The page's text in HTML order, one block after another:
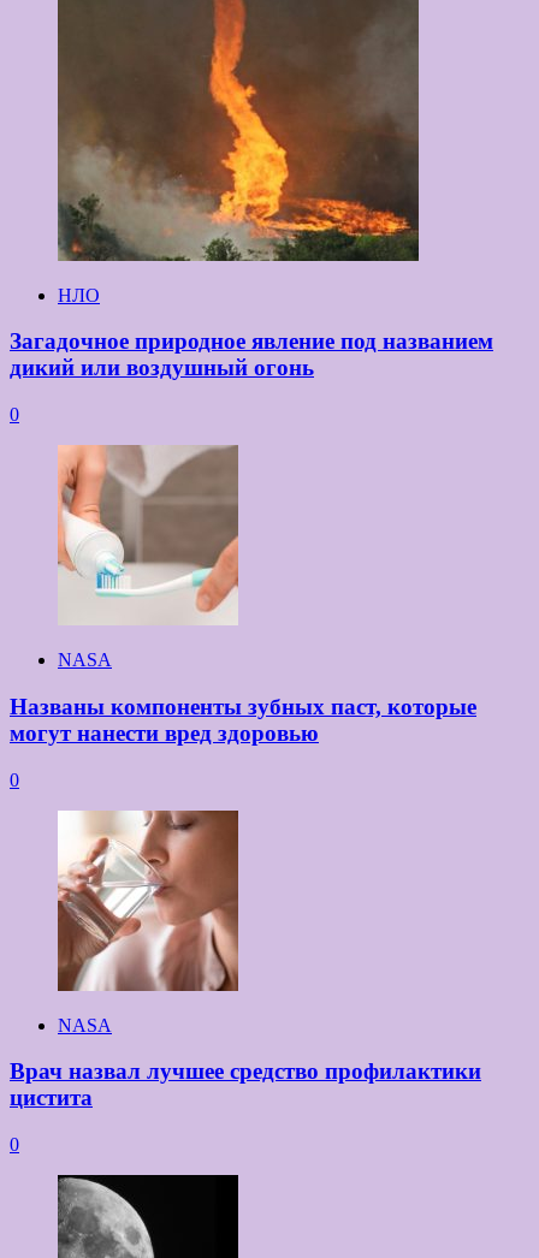
НЛО
Загадочное природное явление под названием
дикий или воздушный огонь
0
NASA
Названы компоненты зубных паст, которые
могут нанести вред здоровью
0
NASA
Врач назвал лучшее средство профилактики
цистита
0